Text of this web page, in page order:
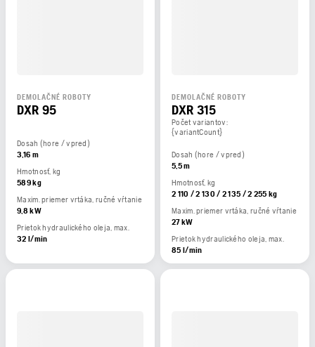
DEMOLAČNÉ ROBOTY
DXR 95
Dosah (hore / vpred)
3,16 m
Hmotnosť, kg
589 kg
Maxim. priemer vrtáka, ručné vŕtanie
9,8 kW
Prietok hydraulického oleja, max.
32 l/min
DEMOLAČNÉ ROBOTY
DXR 315
Počet variantov:
{variantCount}
Dosah (hore / vpred)
5,5 m
Hmotnosť, kg
2 110 / 2 130 / 2 135 / 2 255 kg
Maxim. priemer vrtáka, ručné vŕtanie
27 kW
Prietok hydraulického oleja, max.
85 l/min